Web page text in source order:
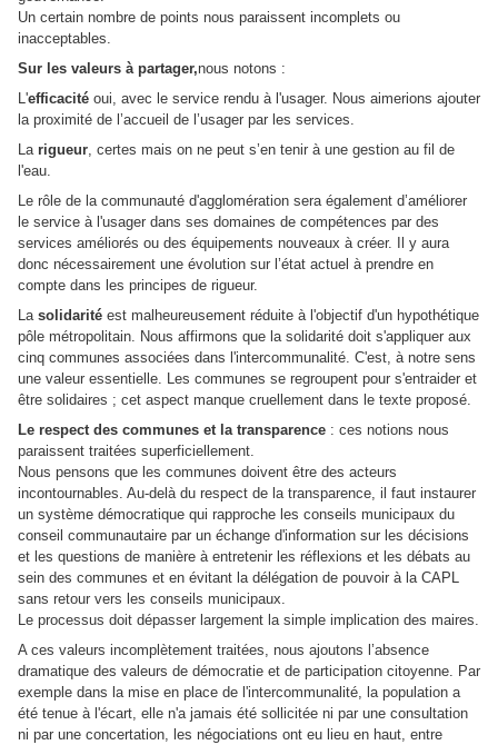
Un certain nombre de points nous paraissent incomplets ou
inacceptables.
Sur les valeurs à partager,nous notons :
L'efficacité oui, avec le service rendu à l'usager. Nous aimerions ajouter
la proximité de l’accueil de l’usager par les services.
La rigueur, certes mais on ne peut s’en tenir à une gestion au fil de
l'eau.
Le rôle de la communauté d'agglomération sera également d’améliorer
le service à l'usager dans ses domaines de compétences par des
services améliorés ou des équipements nouveaux à créer. Il y aura
donc nécessairement une évolution sur l’état actuel à prendre en
compte dans les principes de rigueur.
La solidarité est malheureusement réduite à l'objectif d'un hypothétique
pôle métropolitain. Nous affirmons que la solidarité doit s'appliquer aux
cinq communes associées dans l'intercommunalité. C'est, à notre sens
une valeur essentielle. Les communes se regroupent pour s'entraider et
être solidaires ; cet aspect manque cruellement dans le texte proposé.
Le respect des communes et la transparence : ces notions nous
paraissent traitées superficiellement.
Nous pensons que les communes doivent être des acteurs
incontournables. Au-delà du respect de la transparence, il faut instaurer
un système démocratique qui rapproche les conseils municipaux du
conseil communautaire par un échange d'information sur les décisions
et les questions de manière à entretenir les réflexions et les débats au
sein des communes et en évitant la délégation de pouvoir à la CAPL
sans retour vers les conseils municipaux.
Le processus doit dépasser largement la simple implication des maires.
A ces valeurs incomplètement traitées, nous ajoutons l’absence
dramatique des valeurs de démocratie et de participation citoyenne. Par
exemple dans la mise en place de l'intercommunalité, la population a
été tenue à l'écart, elle n'a jamais été sollicitée ni par une consultation
ni par une concertation, les négociations ont eu lieu en haut, entre